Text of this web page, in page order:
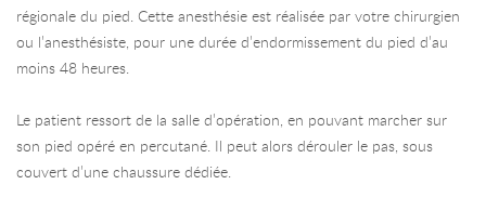
régionale du pied. Cette anesthésie est réalisée par votre chirurgien
ou l’anesthésiste, pour une durée d’endormissement du pied d’au
moins 48 heures.
Le patient ressort de la salle d’opération, en pouvant marcher sur
son pied opéré en percutané. Il peut alors dérouler le pas, sous
couvert d’une chaussure dédiée.